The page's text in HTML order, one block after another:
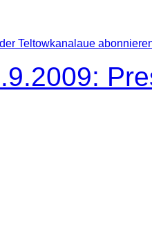
Teltowkanalaue